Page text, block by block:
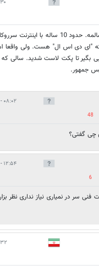
۰۷:۳۰
خداوکیلی الان من 25 سالمه. حدود 10 ساله
که "ای دی اس ال" هست. ولی واقعا
بگیر تا پکت لاست شدید. سالی
جمهور.
۰۸:۰۲ - ۱۳۹۳/۰۲/۲۷
48
چی گفتی؟
۱۲:۵۴ - ۱۳۹۳/۰۲/۲۷
6
فنی سر در نمیاری نیاز نداری نظر
۰۷:۳۲ -